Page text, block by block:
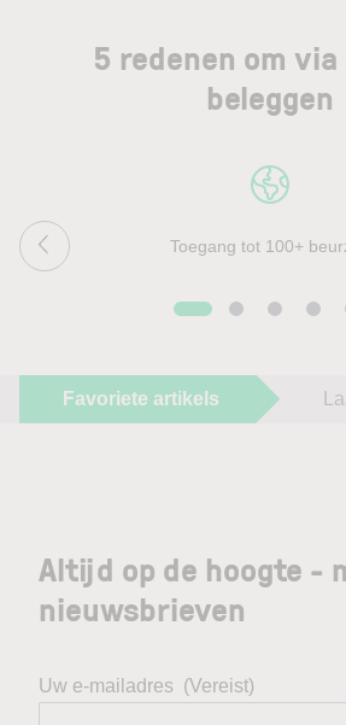
5 redenen om via
beleggen
Toegang tot 100+
Favoriete artikels
Altijd op de hoogte -
nieuwsbrieven
Uw e-mailadres (Vereist)